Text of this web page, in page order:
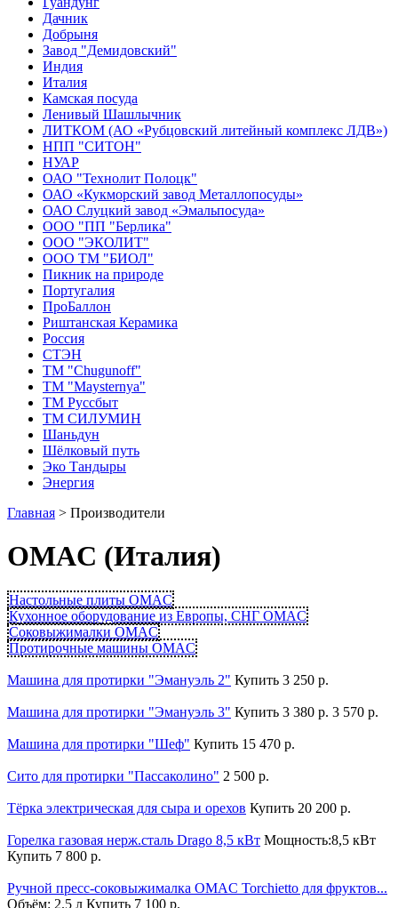
Дачник
Добрыня
Завод "Демидовский"
Индия
Италия
Камская посуда
Ленивый Шашлычник
ЛИТКОМ (АО «Рубцовский литейный комплекс ЛДВ»)
НПП "СИТОН"
НУАР
ОАО "Технолит Полоцк"
ОАО «Кукморский завод Металлопосуды»
ОАО Слуцкий завод «Эмальпосуда»
ООО "ПП "Берлика"
ООО "ЭКОЛИТ"
ООО ТМ "БИОЛ"
Пикник на природе
Португалия
ПроБаллон
Риштанская Керамика
Россия
СТЭН
ТМ "Chugunoff"
ТМ "Maysternya"
ТМ Руссбыт
ТМ СИЛУМИН
Шаньдун
Шёлковый путь
Эко Тандыры
Энергия
Главная > Производители
OMAC (Италия)
Настольные плиты OMAC
Кухонное оборудование из Европы, СНГ OMAC
Соковыжималки OMAC
Протирочные машины OMAC
Машина для протирки "Эмануэль 2" Купить 3 250 р.
Машина для протирки "Эмануэль 3" Купить 3 380 р. 3 570 р.
Машина для протирки "Шеф" Купить 15 470 р.
Сито для протирки "Пассаколино" 2 500 р.
Тёрка электрическая для сыра и орехов Купить 20 200 р.
Горелка газовая нерж.сталь Drago 8,5 кВт Мощность:8,5 кВт
Купить 7 800 р.
Ручной пресс-соковыжималка OMAC Torchietto для фруктов...
Объём: 2.5 л Купить 7 100 р.